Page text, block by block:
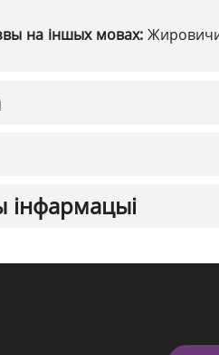
на іншых мовах:
інфармацыі